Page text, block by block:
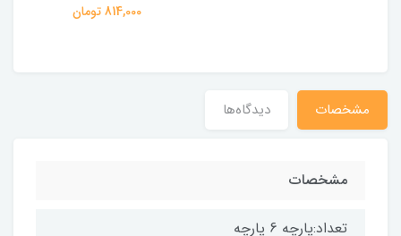
814,000 تومان
مشخصات دیدگاه‌ها
مشخصات
تعداد:پارچه 6 پارچه